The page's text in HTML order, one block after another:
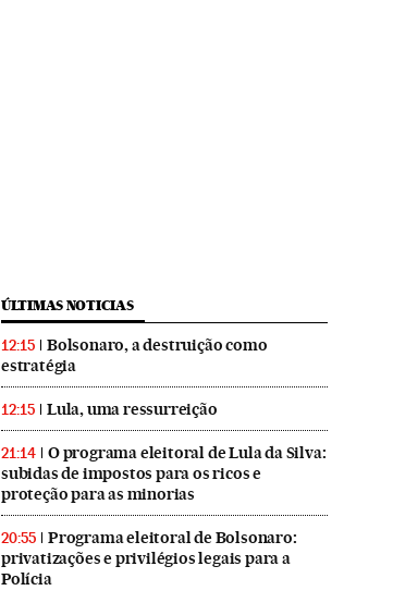
ÚLTIMAS NOTICIAS
12:15
Bolsonaro, a destruição como
estratégia
12:15 Lula, uma ressurreição
21:14
O programa eleitoral de Lula da Silva:
subidas de impostos para os ricos e
proteção para as minorias
20:55
Programa eleitoral de Bolsonaro:
privatizações e privilégios legais para a
Polícia